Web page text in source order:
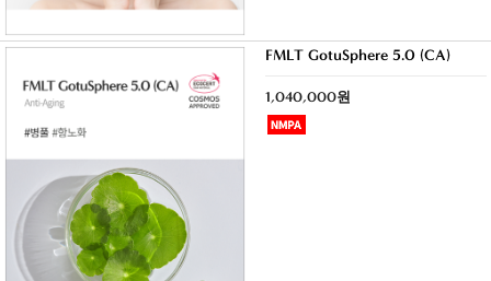
FMLT GotuSphere 5.0 (CA)
1,040,000원